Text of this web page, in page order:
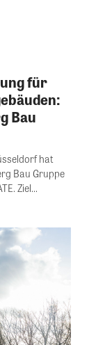
für
Bau
hat
Bau Gruppe
Ziel...